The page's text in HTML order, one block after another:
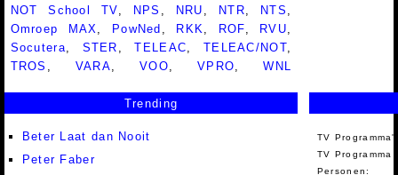
NOT School TV, NPS , NRU , NTR, NTS ,
Omroep MAX, PowNed , RKK, ROF, RVU,
Socutera, STER ,TELEAC, TELEAC/NOT,
TROS , VARA,VOO,VPRO,WNL
Trending
Beter Laat dan Nooit
Peter Faber
TV
TV Programma
Personen: